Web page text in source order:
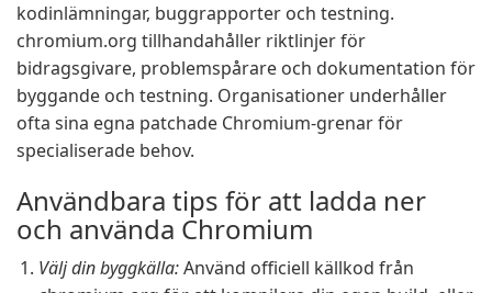
kodinlämningar, buggrapporter och testning.
chromium.org tillhandahåller riktlinjer för
bidragsgivare, problemspårare och dokumentation för
byggande och testning. Organisationer underhåller
ofta sina egna patchade Chromium-grenar för
specialiserade behov.
Användbara tips för att ladda ner
och använda Chromium
Välj din byggkälla:Använd officiell källkod från